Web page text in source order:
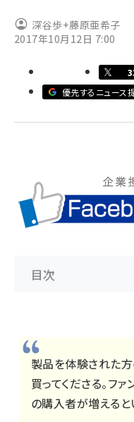
z世代 (1622)
meo (1275)
llmo (1161)
深谷歩+藤原亜希子
2017年10月12日 7:00
優先するニュース
目次
製品を体験された
買ってくださる。フ
の購入者が増える